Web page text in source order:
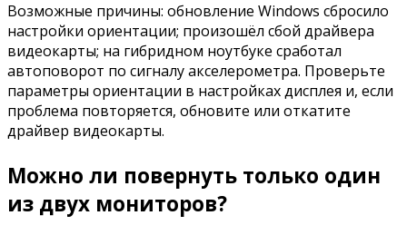
Возможные причины: обновление Windows сбросило
настройки ориентации; произошёл сбой драйвера
видеокарты; на гибридном ноутбуке сработал
автоповорот по сигналу акселерометра. Проверьте
параметры ориентации в настройках дисплея и, если
проблема повторяется, обновите или откатите
драйвер видеокарты.
Можно ли повернуть только один
из двух мониторов?